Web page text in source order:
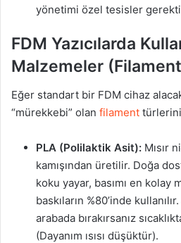
yönetimi özel tesisler
FDM Yazıcılarda
Malzemeler
Eğer standart bir FDM cihaz
“mürekkebi” olan filament
PLA (Polilaktik Asit): Mısır
kamışından üretilir. Doğa
koku yayar, basımı en kolay
baskıların %80’inde
arabada bırakırsanız
(Dayanım ısısı düşüktür).